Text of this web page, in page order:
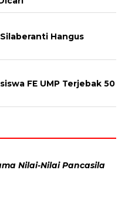
Hangus
FE UMP Terjebak 50
Nilai-Nilai Pancasila